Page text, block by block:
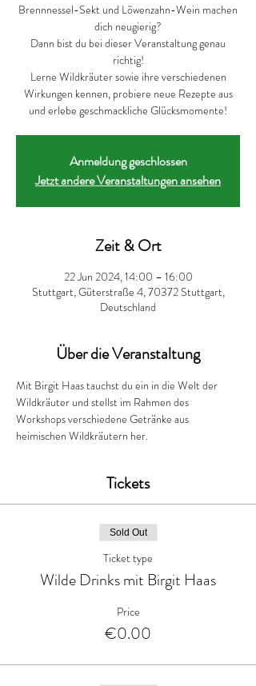
Brennnessel-Sekt und Löwenzahn-Wein machen
dich neugierig?
Dann bist du bei dieser Veranstaltung genau
richtig!
Lerne Wildkräuter sowie ihre verschiedenen
Wirkungen kennen, probiere neue Rezepte aus
und erlebe geschmackliche Glücksmomente!
Anmeldung geschlossen
Jetzt andere Veranstaltungen ansehen
Zeit & Ort
22 Jun 2024, 14:00 – 16:00
Stuttgart, Güterstraße 4, 70372 Stuttgart,
Deutschland
Über die Veranstaltung
Mit Birgit Haas tauchst du ein in die Welt der
Wildkräuter und stellst im Rahmen des
Workshops verschiedene Getränke aus
heimischen Wildkräutern her.
Tickets
Sold Out
Ticket type
Wilde Drinks mit Birgit Haas
Price
€0.00